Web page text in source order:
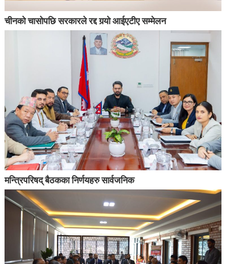
चीनको चासोपछि सरकारले रद्द गर्‍यो आईएटीए सम्मेलन
मन्त्रिपरिषद् बैठकका निर्णयहरु सार्वजनिक